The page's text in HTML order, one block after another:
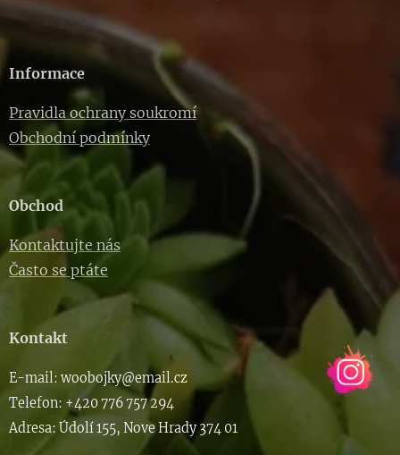
Informace
Pravidla ochrany soukromí
Obchodní podmínky
Obchod
Kontaktujte nás
Často se ptáte
Kontakt
E-mail: woobojky@email.cz
Telefon: +420 776 757 294
Adresa: Údolí 155, Nove Hrady 374 01